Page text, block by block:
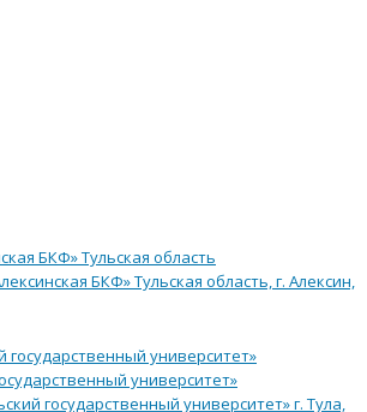
БКФ» Тульская область
БКФ» Тульская область, г. Алексин,
университет»
государственный университет» г. Тула,